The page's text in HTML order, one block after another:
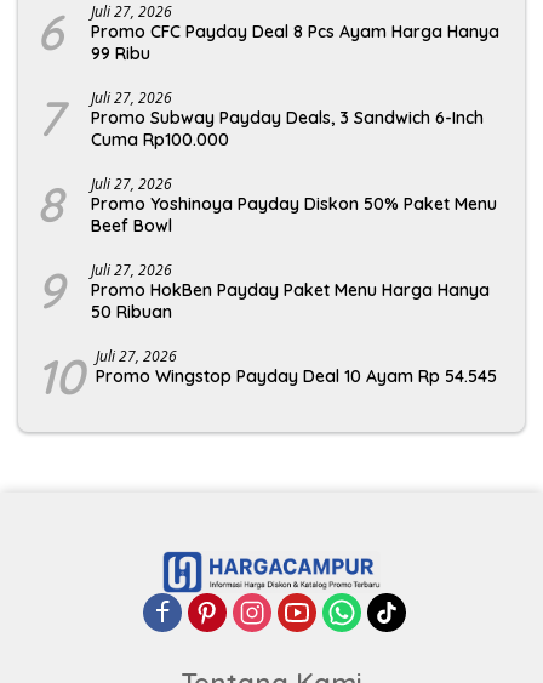
6 Juli 27, 2026
Promo CFC Payday Deal 8 Pcs Ayam Harga Hanya
99 Ribu
7 Juli 27, 2026
Promo Subway Payday Deals, 3 Sandwich 6-Inch
Cuma Rp100.000
8 Juli 27, 2026
Promo Yoshinoya Payday Diskon 50% Paket Menu
Beef Bowl
9 Juli 27, 2026
Promo HokBen Payday Paket Menu Harga Hanya
50 Ribuan
10 Juli 27, 2026
Promo Wingstop Payday Deal 10 Ayam Rp 54.545